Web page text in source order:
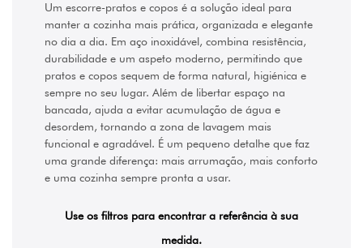
Um escorre-pratos e copos é a solução ideal para
manter a cozinha mais prática, organizada e elegante
no dia a dia. Em aço inoxidável, combina resistência,
durabilidade e um aspeto moderno, permitindo que
pratos e copos sequem de forma natural, higiénica e
sempre no seu lugar. Além de libertar espaço na
bancada, ajuda a evitar acumulação de água e
desordem, tornando a zona de lavagem mais
funcional e agradável. É um pequeno detalhe que faz
uma grande diferença: mais arrumação, mais conforto
e uma cozinha sempre pronta a usar.
Use os filtros para encontrar a referência à sua
medida.
2
kg
(1)
2,3
(1)
2,14
kg
(1)